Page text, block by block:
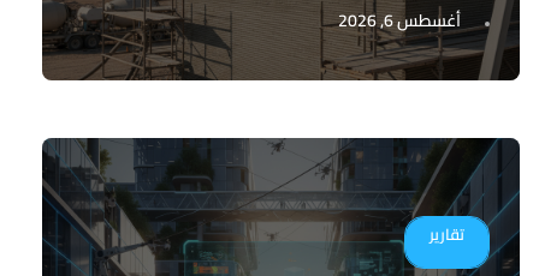
أغسطس 6, 2026
تقارير